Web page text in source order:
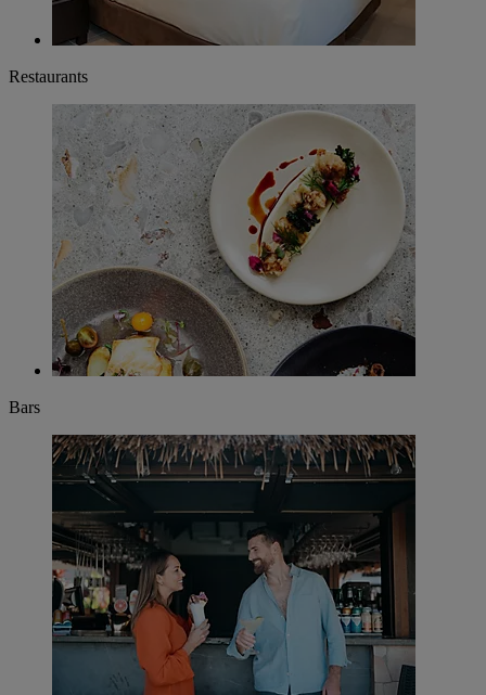
Restaurants
Bars